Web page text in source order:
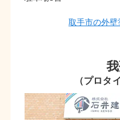
取手市の外壁
（プロタ